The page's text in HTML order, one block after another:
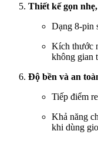
Thiết kế gọn
Dạng 8-pin
Kích thước
không gian
Độ bền và an
Tiếp điểm
Khả năng
khi dùng